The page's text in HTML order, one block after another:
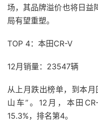
场，其品牌溢价也将日益
局有望重塑。
TOP 4：本田CR-V
12月销量：23547辆
从上月跌出榜单，到本
山车”。12月，本田
15.3%，排名第4。